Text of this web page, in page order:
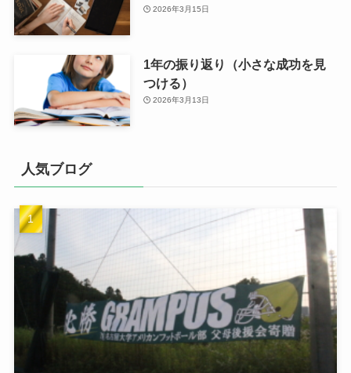
2026年3月15日
1年の振り返り（小さな成功を見
つける）
2026年3月13日
人気ブログ